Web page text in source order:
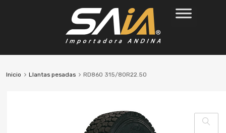
Inicio Llantas pesadas RD860 315/80R22.50